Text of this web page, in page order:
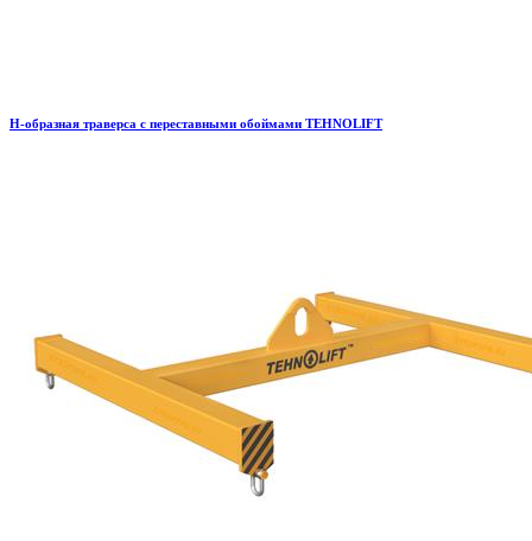
H-образная траверса с переставными обоймами TEHNOLIFT